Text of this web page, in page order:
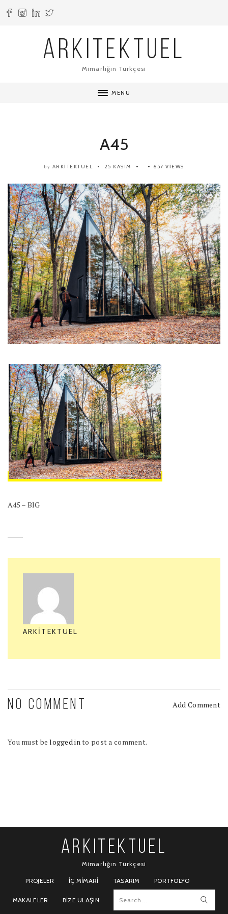
ARKITEKTUEL
Mimarlığın Türkçesi
MENU
A45
by ARKITEKTUEL 25 KASIM 657 VIEWS
A45 – BIG
ARKITEKTUEL
NO COMMENT Add Comment
You must belogged in to post a comment.
ARKITEKTUEL
Mimarlığın Türkçesi
PROJELER İÇ MIMARI TASARIM PORTFOLYO
MAKALELER BIZE ULAŞIN